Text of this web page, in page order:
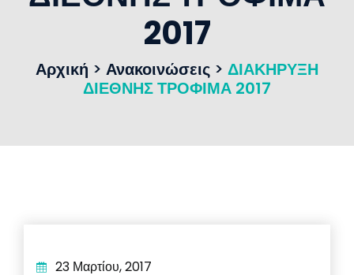
2017
Αρχική > Ανακοινώσεις > ΔΙΑΚΗΡΥΞΗ
ΔΙΕΘΝΗΣ ΤΡΟΦΙΜΑ 2017
23 Μαρτίου, 2017